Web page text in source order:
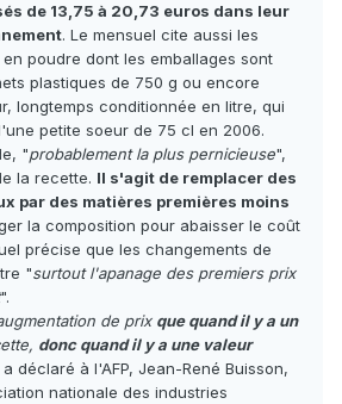
de 13,75 à 20,73 euros dans leur
. Le mensuel cite aussi les
poudre dont les emballages sont
plastiques de 750 g ou encore
longtemps conditionnée en litre, qui
petite soeur de 75 cl en 2006.
"probablement la plus pernicieuse",
la recette. Il s'agit de remplacer des
par des matières premières moins
la composition pour abaisser le coût
précise que les changements de
"surtout l'apanage des premiers prix
".
de prix que quand il y a un
donc quand il y a une valeur
a déclaré à l'AFP, Jean-René Buisson,
nationale des industries